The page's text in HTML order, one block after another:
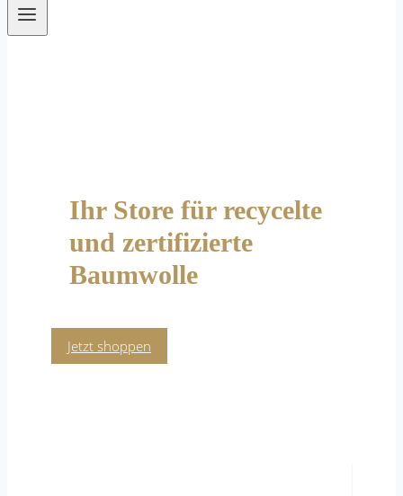
Ihr Store für recycelte
und zertifizierte
Baumwolle
Jetzt shoppen